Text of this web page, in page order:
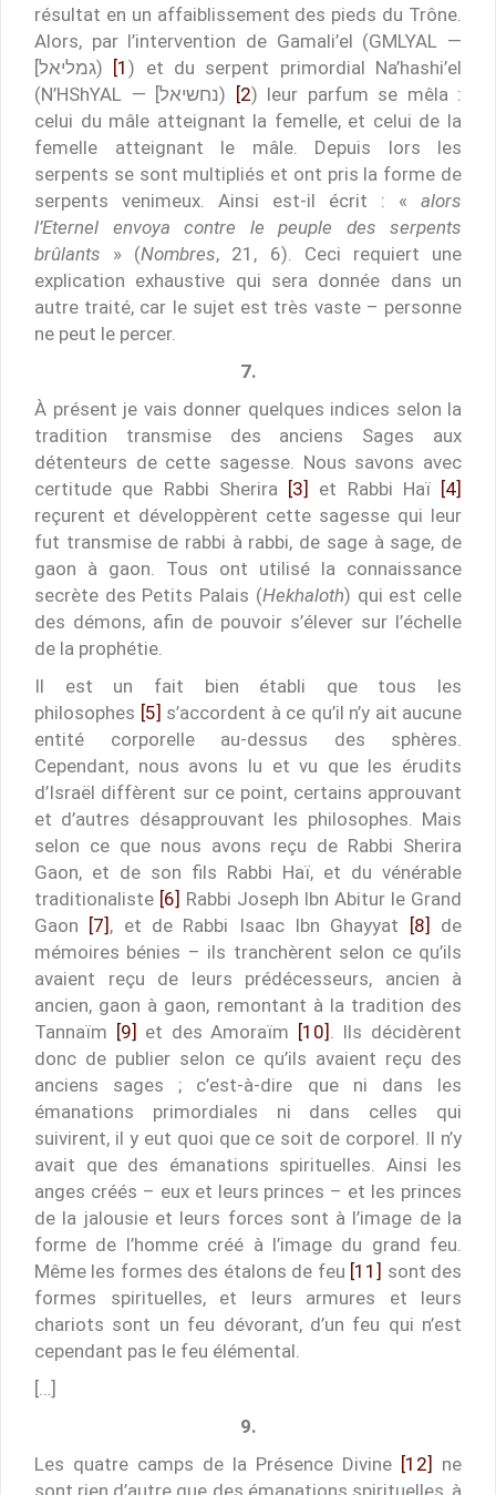
résultat en un affaiblissement des pieds du Trône.
Alors, par l’intervention de Gamali’el (GMLYAL —
[גמליאל)
[1) et du serpent primordial Na’hashi’el
(N’HShYAL — [נחשיאל)
[2) leur parfum se mêla :
celui du mâle atteignant la femelle, et celui de la
femelle atteignant le mâle. Depuis lors les
serpents se sont multipliés et ont pris la forme de
serpents venimeux. Ainsi est-il écrit : « alors
l’Eternel envoya contre le peuple des serpents
brûlants » (Nombres, 21, 6). Ceci requiert une
explication exhaustive qui sera donnée dans un
autre traité, car le sujet est très vaste – personne
ne peut le percer.
7.
À présent je vais donner quelques indices selon la
tradition transmise des anciens Sages aux
détenteurs de cette sagesse. Nous savons avec
certitude que Rabbi Sherira [3] et Rabbi Haï [4]
reçurent et développèrent cette sagesse qui leur
fut transmise de rabbi à rabbi, de sage à sage, de
gaon à gaon. Tous ont utilisé la connaissance
secrète des Petits Palais (Hekhaloth) qui est celle
des démons, afin de pouvoir s’élever sur l’échelle
de la prophétie.
Il est un fait bien établi que tous les
philosophes [5] s’accordent à ce qu’il n’y ait aucune
entité corporelle au-dessus des sphères.
Cependant, nous avons lu et vu que les érudits
d’Israël diffèrent sur ce point, certains approuvant
et d’autres désapprouvant les philosophes. Mais
selon ce que nous avons reçu de Rabbi Sherira
Gaon, et de son fils Rabbi Haï, et du vénérable
traditionaliste [6] Rabbi Joseph Ibn Abitur le Grand
Gaon [7] , et de Rabbi Isaac Ibn Ghayyat [8]
de
mémoires bénies – ils tranchèrent selon ce qu’ils
avaient reçu de leurs prédécesseurs, ancien à
ancien, gaon à gaon, remontant à la tradition des
Tannaïm [9] et des Amoraïm [10]
. Ils décidèrent
donc de publier selon ce qu’ils avaient reçu des
anciens sages ; c’est-à-dire que ni dans les
émanations primordiales ni dans celles qui
suivirent, il y eut quoi que ce soit de corporel. Il n’y
avait que des émanations spirituelles. Ainsi les
anges créés – eux et leurs princes – et les princes
de la jalousie et leurs forces sont à l’image de la
forme de l’homme créé à l’image du grand feu.
Même les formes des étalons de feu [11] sont des
formes spirituelles, et leurs armures et leurs
chariots sont un feu dévorant, d’un feu qui n’est
cependant pas le feu élémental.
[…]
9.
Les quatre camps de la Présence Divine [12] ne
sont rien d’autre que des émanations spirituelles, à